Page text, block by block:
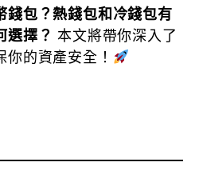
錢包？熱錢包和冷錢包有
選擇？ 本文將帶你深入了
的資產安全！